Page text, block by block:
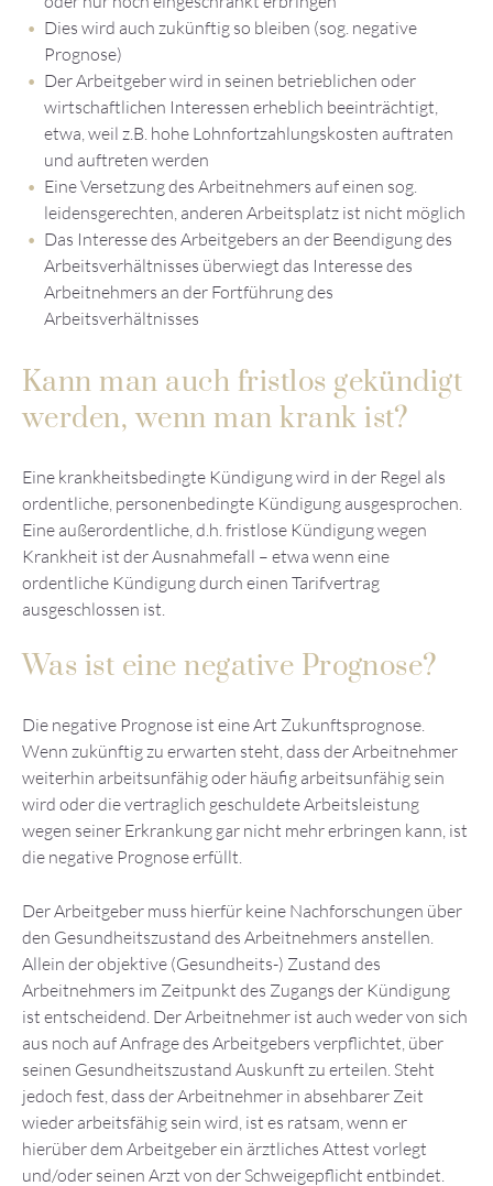
Dies wird auch zukünftig so bleiben (sog. negative
Prognose)
Der Arbeitgeber wird in seinen betrieblichen oder
wirtschaftlichen Interessen erheblich beeinträchtigt,
etwa, weil z.B. hohe Lohnfortzahlungskosten auftraten
und auftreten werden
Eine Versetzung des Arbeitnehmers auf einen sog.
leidensgerechten, anderen Arbeitsplatz ist nicht möglich
Das Interesse des Arbeitgebers an der Beendigung des
Arbeitsverhältnisses überwiegt das Interesse des
Arbeitnehmers an der Fortführung des
Arbeitsverhältnisses
Kann man auch fristlos gekündigt
werden, wenn man krank ist?
Eine krankheitsbedingte Kündigung wird in der Regel als
ordentliche, personenbedingte Kündigung ausgesprochen.
Eine außerordentliche, d.h. fristlose Kündigung wegen
Krankheit ist der Ausnahmefall – etwa wenn eine
ordentliche Kündigung durch einen Tarifvertrag
ausgeschlossen ist.
Was ist eine negative Prognose?
Die negative Prognose ist eine Art Zukunftsprognose.
Wenn zukünftig zu erwarten steht, dass der Arbeitnehmer
weiterhin arbeitsunfähig oder häufig arbeitsunfähig sein
wird oder die vertraglich geschuldete Arbeitsleistung
wegen seiner Erkrankung gar nicht mehr erbringen kann, ist
die negative Prognose erfüllt.
Der Arbeitgeber muss hierfür keine Nachforschungen über
den Gesundheitszustand des Arbeitnehmers anstellen.
Allein der objektive (Gesundheits-) Zustand des
Arbeitnehmers im Zeitpunkt des Zugangs der Kündigung
ist entscheidend. Der Arbeitnehmer ist auch weder von sich
aus noch auf Anfrage des Arbeitgebers verpflichtet, über
seinen Gesundheitszustand Auskunft zu erteilen. Steht
jedoch fest, dass der Arbeitnehmer in absehbarer Zeit
wieder arbeitsfähig sein wird, ist es ratsam, wenn er
hierüber dem Arbeitgeber ein ärztliches Attest vorlegt
und/oder seinen Arzt von der Schweigepflicht entbindet.